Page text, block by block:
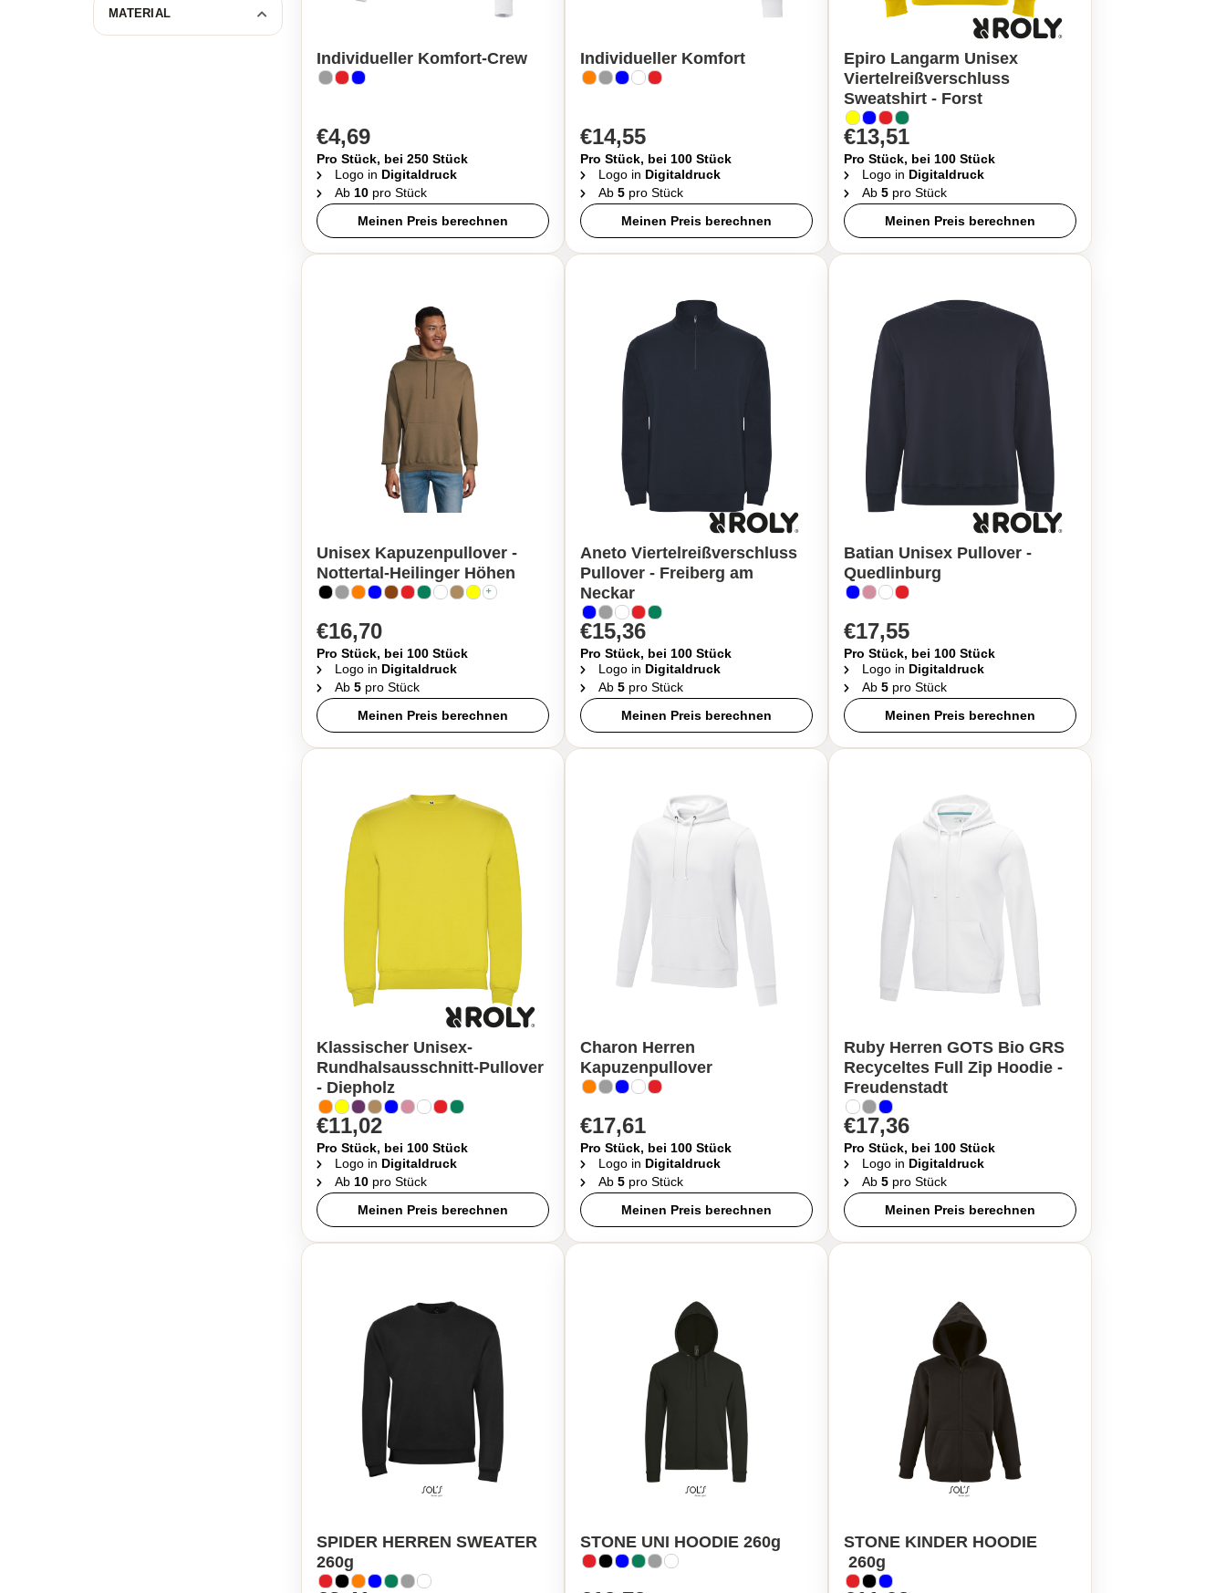
MATERIAL
Individueller Komfort-Crew
€4,69
Pro Stück, bei 250 Stück
Logo in Digitaldruck
Ab 10 pro Stück
Meinen Preis berechnen
Individueller Komfort
€14,55
Pro Stück, bei 100 Stück
Logo in Digitaldruck
Ab 5pro Stück
Meinen Preis berechnen
Epiro Langarm Unisex
Viertelreißverschluss
Sweatshirt - Forst
€13,51
Pro Stück, bei 100 Stück
Logo in Digitaldruck
Ab 5pro Stück
Meinen Preis berechnen
Unisex Kapuzenpullover -
Nottertal-Heilinger Höhen
€16,70
Pro Stück, bei 100 Stück
Logo in Digitaldruck
Ab 5 pro Stück
Meinen Preis berechnen
Aneto Viertelreißverschluss
Pullover - Freiberg am
Neckar
€15,36
Pro Stück, bei 100 Stück
Logo in Digitaldruck
Ab 5pro Stück
Meinen Preis berechnen
Batian Unisex Pullover -
Quedlinburg
€17,55
Pro Stück, bei 100 Stück
Logo in Digitaldruck
Ab 5pro Stück
Meinen Preis berechnen
Klassischer Unisex-
Rundhalsausschnitt-Pullover
- Diepholz
€11,02
Pro Stück, bei 100 Stück
Logo in Digitaldruck
Ab 10 pro Stück
Meinen Preis berechnen
Charon Herren
Kapuzenpullover
€17,61
Pro Stück, bei 100 Stück
Logo in Digitaldruck
Ab 5pro Stück
Meinen Preis berechnen
Ruby Herren GOTS Bio GRS
Recyceltes Full Zip Hoodie -
Freudenstadt
€17,36
Pro Stück, bei 100 Stück
Logo in Digitaldruck
Ab 5pro Stück
Meinen Preis berechnen
SPIDER HERREN SWEATER
260g
STONE UNI HOODIE 260g
STONE KINDER HOODIE
260g